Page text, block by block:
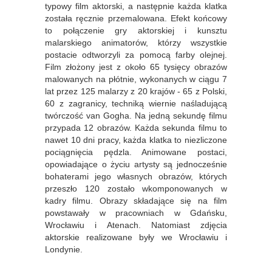
typowy film aktorski, a następnie każda klatka
została ręcznie przemalowana. Efekt końcowy
to połączenie gry aktorskiej i kunsztu
malarskiego animatorów, którzy wszystkie
postacie odtworzyli za pomocą farby olejnej.
Film złożony jest z około 65 tysięcy obrazów
malowanych na płótnie, wykonanych w ciągu 7
lat przez 125 malarzy z 20 krajów - 65 z Polski,
60 z zagranicy, techniką wiernie naśladującą
twórczość van Gogha. Na jedną sekundę filmu
przypada 12 obrazów. Każda sekunda filmu to
nawet 10 dni pracy, każda klatka to niezliczone
pociągnięcia pędzla. Animowane postaci,
opowiadające o życiu artysty są jednocześnie
bohaterami jego własnych obrazów, których
przeszło 120 zostało wkomponowanych w
kadry filmu. Obrazy składające się na film
powstawały w pracowniach w Gdańsku,
Wrocławiu i Atenach. Natomiast zdjęcia
aktorskie realizowane były we Wrocławiu i
Londynie.